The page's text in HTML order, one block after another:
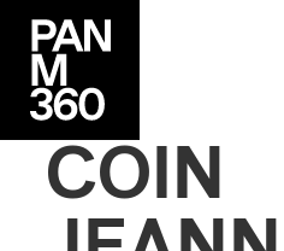
COIN